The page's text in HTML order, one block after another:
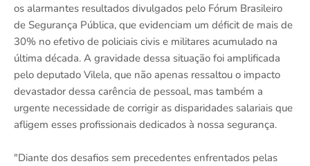
os alarmantes resultados divulgados pelo Fórum Brasileiro
de Segurança Pública, que evidenciam um déficit de mais de
30% no efetivo de policiais civis e militares acumulado na
última década. A gravidade dessa situação foi amplificada
pelo deputado Vilela, que não apenas ressaltou o impacto
devastador dessa carência de pessoal, mas também a
urgente necessidade de corrigir as disparidades salariais que
afligem esses profissionais dedicados à nossa segurança.
"Diante dos desafios sem precedentes enfrentados pelas